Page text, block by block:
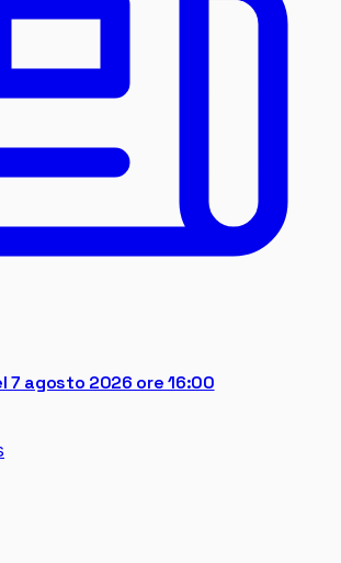
7 agosto 2026 ore 16:00